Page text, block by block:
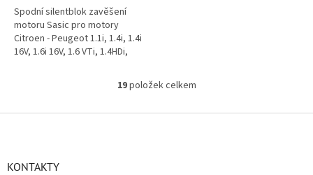
Spodní silentblok zavěšení
motoru Sasic pro motory
Citroen - Peugeot 1.1i, 1.4i, 1.4i
16V, 1.6i 16V, 1.6 VTi, 1.4HDi,
C3, C3 Pluriel, C3 Picasso,...
O
l
19položek celkem
KONTAKTY